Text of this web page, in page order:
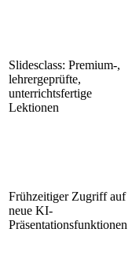
Slidesclass: Premium-,
lehrergeprüfte,
unterrichtsfertige
Lektionen
Frühzeitiger Zugriff auf
neue KI-
Präsentationsfunktionen